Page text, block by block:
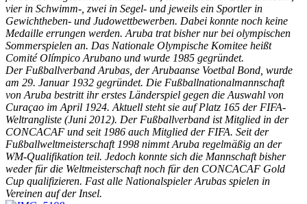
vier in Schwimm-, zwei in Segel- und jeweils ein Sportler in
Gewichtheben- und Judowettbewerben. Dabei konnte noch keine
Medaille errungen werden. Aruba trat bisher nur bei olympischen
Sommerspielen an. Das Nationale Olympische Komitee heißt
Comité Olímpico Arubano und wurde 1985 gegründet.
Der Fußballverband Arubas, der Arubaanse Voetbal Bond, wurde
am 29. Januar 1932 gegründet. Die Fußballnationalmannschaft
von Aruba bestritt ihr erstes Länderspiel gegen die Auswahl von
Curaçao im April 1924. Aktuell steht sie auf Platz 165 der FIFA-
Weltrangliste (Juni 2012). Der Fußballverband ist Mitglied in der
CONCACAF und seit 1986 auch Mitglied der FIFA. Seit der
Fußballweltmeisterschaft 1998 nimmt Aruba regelmäßig an der
WM-Qualifikation teil. Jedoch konnte sich die Mannschaft bisher
weder für die Weltmeisterschaft noch für den CONCACAF Gold
Cup qualifizieren. Fast alle Nationalspieler Arubas spielen in
Vereinen auf der Insel.